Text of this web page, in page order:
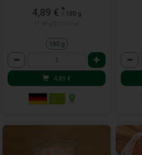
4,89 € *
/ 180 g
180 g
Anzahl
4,89 €
Anzahl